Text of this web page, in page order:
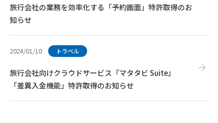
旅行会社の業務を効率化する「予約画面」特許取得のお
知らせ
2024/01/10 トラベル
旅行会社向けクラウドサービス『マタタビ Suite』
「差異入金機能」特許取得のお知らせ